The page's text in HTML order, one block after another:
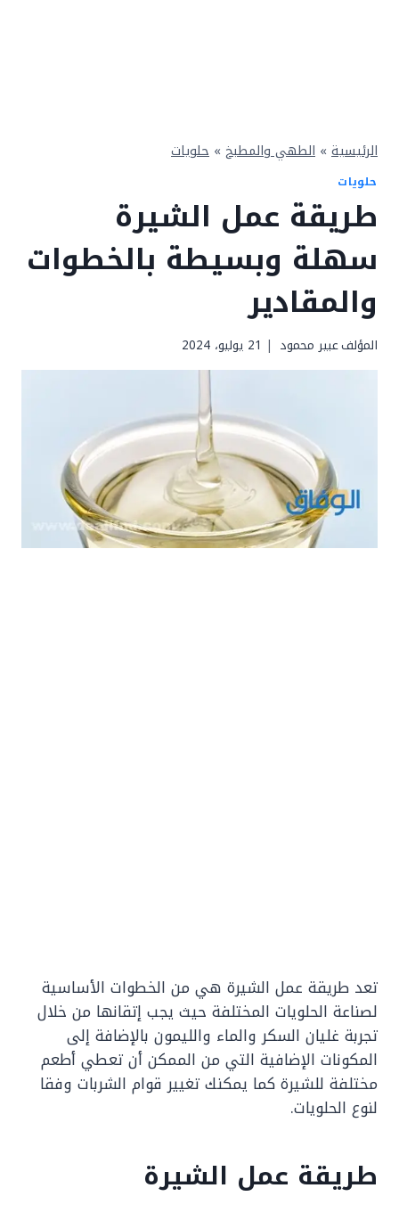
الرئيسية » الطهي والمطبخ » حلويات
حلويات
طريقة عمل الشيرة
سهلة وبسيطة بالخطوات
والمقادير
المؤلفعبير محمود 21 يوليو، 2024
تعد طريقة عمل الشيرة هي من الخطوات الأساسية
لصناعة الحلويات المختلفة حيث يجب إتقانها من خلال
تجربة غليان السكر والماء والليمون بالإضافة إلى
المكونات الإضافية التي من الممكن أن تعطي أطعم
مختلفة للشيرة كما يمكنك تغيير قوام الشربات وفقا
لنوع الحلويات.
طريقة عمل الشيرة